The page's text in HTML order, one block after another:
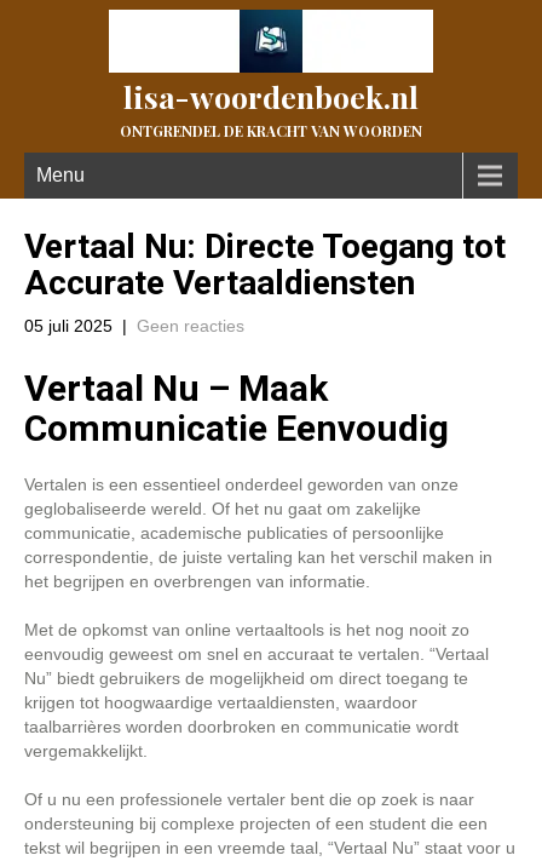
lisa-woordenboek.nl
ONTGRENDEL DE KRACHT VAN WOORDEN
Menu
Vertaal Nu: Directe Toegang tot
Accurate Vertaaldiensten
05 juli 2025 | Geen reacties
Vertaal Nu – Maak
Communicatie Eenvoudig
Vertalen is een essentieel onderdeel geworden van onze
geglobaliseerde wereld. Of het nu gaat om zakelijke
communicatie, academische publicaties of persoonlijke
correspondentie, de juiste vertaling kan het verschil maken in
het begrijpen en overbrengen van informatie.
Met de opkomst van online vertaaltools is het nog nooit zo
eenvoudig geweest om snel en accuraat te vertalen. “Vertaal
Nu” biedt gebruikers de mogelijkheid om direct toegang te
krijgen tot hoogwaardige vertaaldiensten, waardoor
taalbarrières worden doorbroken en communicatie wordt
vergemakkelijkt.
Of u nu een professionele vertaler bent die op zoek is naar
ondersteuning bij complexe projecten of een student die een
tekst wil begrijpen in een vreemde taal, “Vertaal Nu” staat voor u